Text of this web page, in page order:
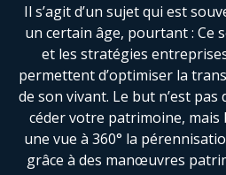
Il s’agit d’un sujet qui est
un certain âge, pourtant : Ce
et les stratégies
permettent d’optimiser la
de son vivant. Le but n’est
céder votre patrimoine, mais
une vue à 360° la
grâce à des manœuvres